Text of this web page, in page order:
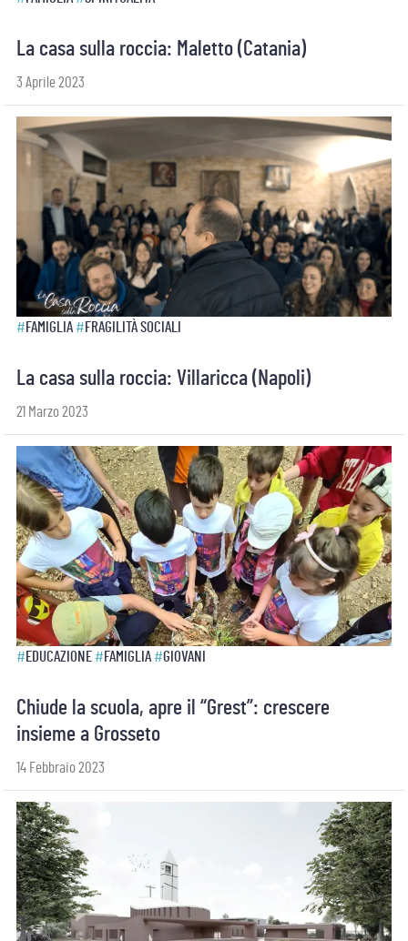
La casa sulla roccia: Maletto (Catania)
3 Aprile 2023
#FAMIGLIA #FRAGILITÀ SOCIALI
La casa sulla roccia: Villaricca (Napoli)
21 Marzo 2023
#EDUCAZIONE #FAMIGLIA #GIOVANI
Chiude la scuola, apre il “Grest”: crescere
insieme a Grosseto
14 Febbraio 2023